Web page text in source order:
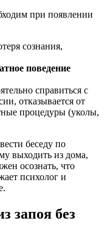
при появлении
сознания,
поведение
справиться с
отказывается от
процедуры (уколы,
беседу по
выходить из дома,
осознать, что
психолог и
запоя без